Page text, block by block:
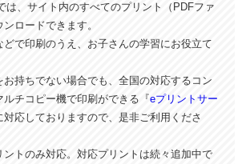
は、サイト内のすべてのプリント（PDFファ
ロードできます。
で印刷のうえ、お子さんの学習にお役立て
お持ちでない場合でも、全国の対応するコン
ルチコピー機で印刷ができる『eプリントサー
応しておりますので、是非ご利用くださ
トのみ対応。対応プリントは続々追加中で